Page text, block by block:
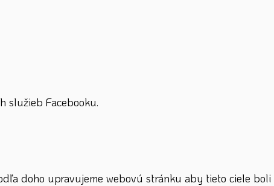
služieb Facebooku.
doho upravujeme webovú stránku aby tieto ciele boli